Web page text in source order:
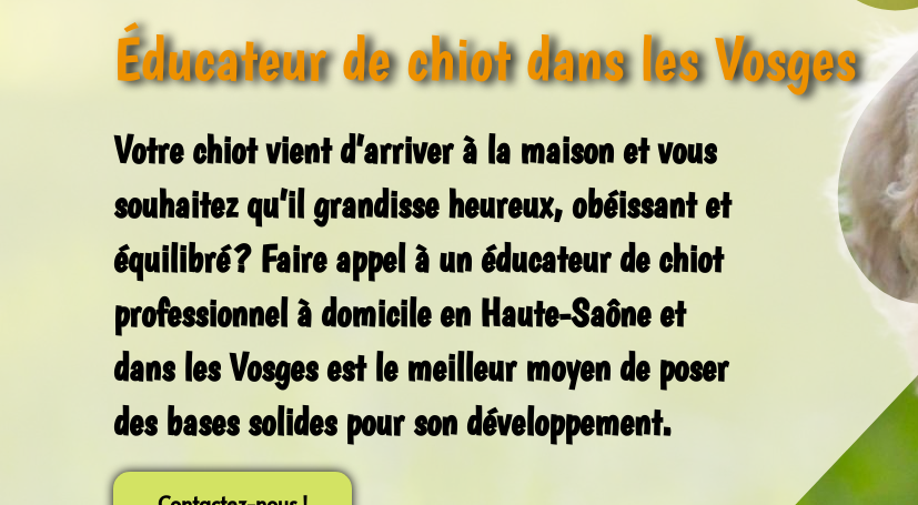
Éducateur de chiot dans les Vosges
Votre chiot vient d’arriver à la maison et vous
souhaitez qu’il grandisse heureux, obéissant et
équilibré ? Faire appel à unéducateur de chiot
professionnel à domicile en Haute-Saône et
dans les Vosgesest le meilleur moyen de poser
des bases solides pour son développement.